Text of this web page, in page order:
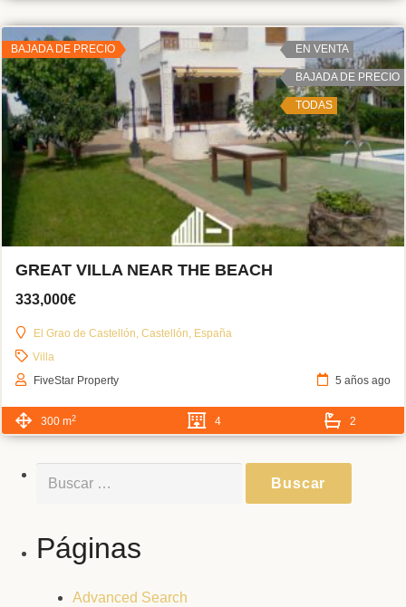
BAJADA DE PRECIO EN VENTA
BAJADA DE PRECIO
TODAS
GREAT VILLA NEAR THE BEACH
333,000€
El Grao de Castellón, Castellón, España
Villa
FiveStar Property
5 años ago
300 m2 4 2
Páginas
Advanced Search